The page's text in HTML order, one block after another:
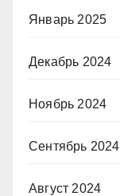
Январь 2025
Декабрь 2024
Ноябрь 2024
Сентябрь 2024
Август 2024